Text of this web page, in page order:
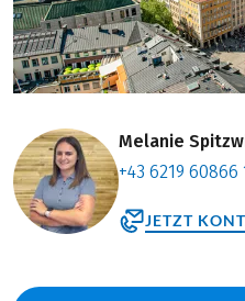
Melanie
+43 6219 60866
JETZT